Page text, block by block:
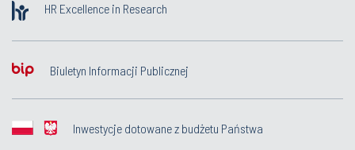
HR Excellence in Research
Biuletyn Informacji Publicznej
Inwestycje dotowane z budżetu Państwa